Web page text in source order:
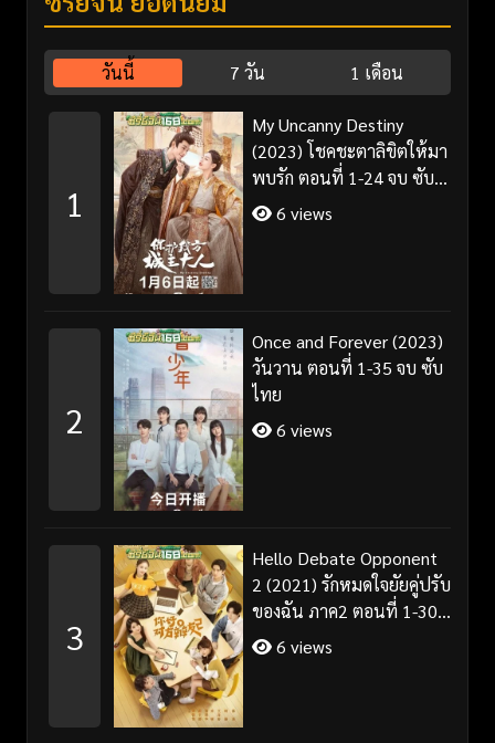
วันนี้ 7 วัน 1 เดือน
1
My Uncanny Destiny
(2023) โชคชะตาลิขิตให้มา
พบรัก ตอนที่ 1-24 จบ ซับ
ไทย/พากย์ไทย
6 views
2
Once and Forever (2023)
วันวาน ตอนที่ 1-35 จบ ซับ
ไทย
6 views
3
Hello Debate Opponent
2 (2021) รักหมดใจยัยคู่ปรับ
ของฉัน ภาค2 ตอนที่ 1-30
จบ ซับไทย
6 views